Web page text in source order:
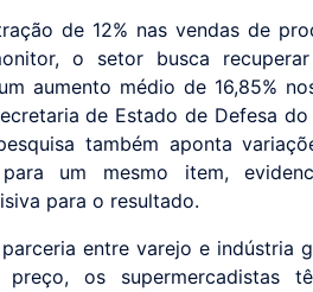
de 12% nas vendas de
o setor busca
aumento médio de 16,85%
de Estado de Defesa
também aponta
para um mesmo item,
para o resultado.
entre varejo e indústria
os supermercadistas